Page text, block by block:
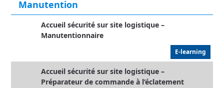
Manutention
Accueil sécurité sur site logistique –
Manutentionnaire
E-learning
Accueil sécurité sur site logistique –
Préparateur de commande à l’éclatement